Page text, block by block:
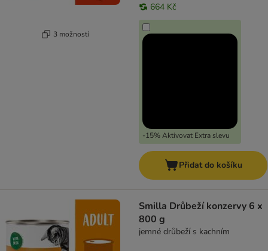
3 možností
664 Kč
-15% Aktivovat Extra slevu
Přidat do košíku
Smilla Drůbeží konzervy 6 x
800 g
jemné drůbeží s kachním